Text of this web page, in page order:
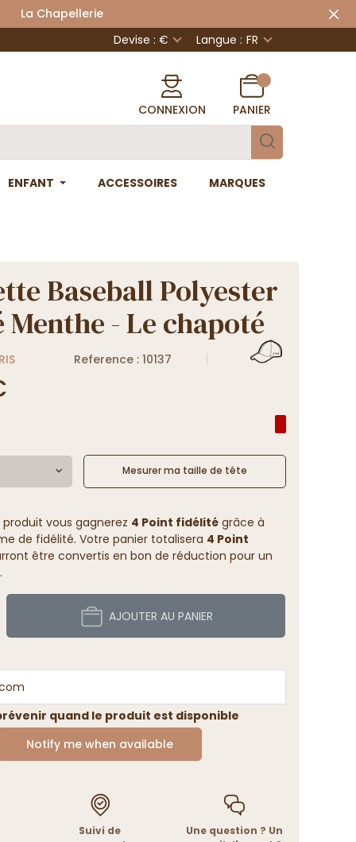
Chapellerie
Devise : €
Langue : FR
CONNEXION PANIER
ENFANT ACCESSOIRES MARQUES
Baseball Polyester
Menthe - Le chapoté
Reference : 10137
Mesurer ma taille de tête
vous gagnerez 4 Point fidélitégrâce à
de fidélité. Votre panier totalisera 4 Point
être convertis en bon de réduction pour un
AJOUTER AU PANIER
quand le produit est disponible
Notify me when available
Suivi de
Une question ? Un